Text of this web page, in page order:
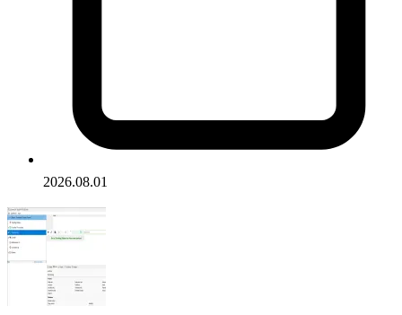
2026.08.01